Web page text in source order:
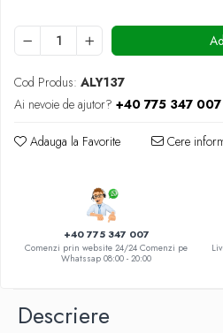
Cod Produs: ALY137
Ai nevoie de ajutor? +40 775 347 007
Adauga la Favorite Cere
+40 775 347 007
Comenzi prin website 24/24 Comenzi pe
Whatssap 08:00 - 20:00
Descriere